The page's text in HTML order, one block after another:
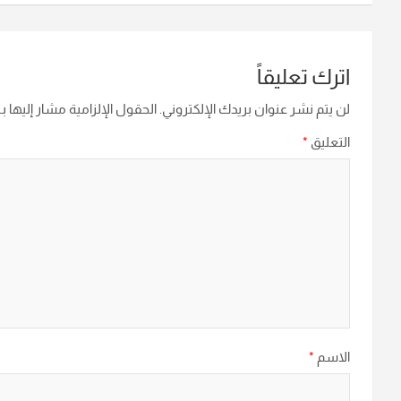
اترك تعليقاً
لن يتم نشر عنوان بريدك الإلكتروني. الحقول الإلزامية مشار إليها
التعليق *
الاسم *